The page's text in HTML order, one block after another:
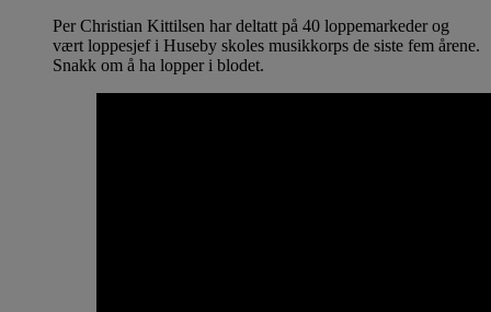
Per Christian Kittilsen har deltatt på 40 loppemarkeder og
vært loppesjef i Huseby skoles musikkorps de siste fem årene.
Snakk om å ha lopper i blodet.